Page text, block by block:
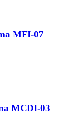
MFI-07
MCDI-03